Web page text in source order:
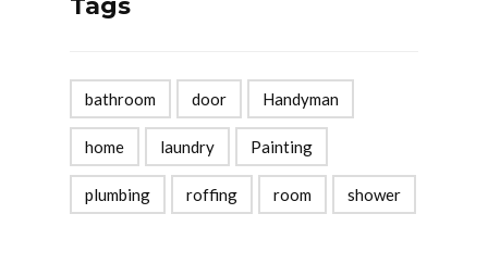
Tags
bathroom door Handyman
home laundry Painting
plumbing roffing room shower